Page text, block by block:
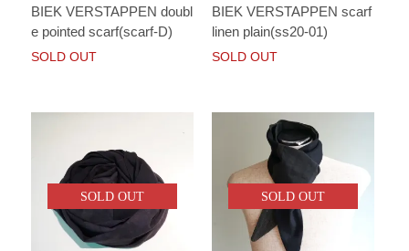
BIEK VERSTAPPEN doubl
e pointed scarf(scarf-D)
SOLD OUT
BIEK VERSTAPPEN scarf
linen plain(ss20-01)
SOLD OUT
SOLD OUT SOLD OUT